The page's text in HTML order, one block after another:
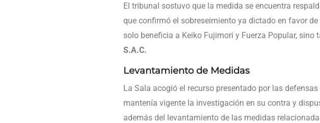
El tribunal sostuvo que la medida se encuentra
que confirmó el sobreseimiento ya dictado en favor
solo beneficia a Keiko Fujimori y Fuerza Popular, sino
S.A.C.
Levantamiento de Medidas
La Sala acogió el recurso presentado por las
mantenía vigente la investigación en su contra y
además del levantamiento de las medidas